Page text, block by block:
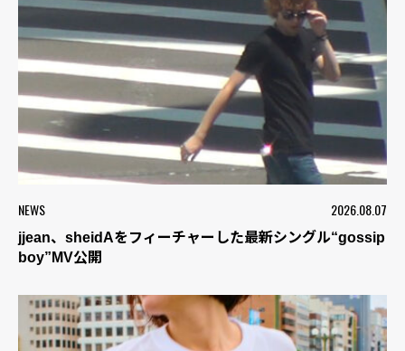
NEWS 2026.08.07
jjean、sheidAをフィーチャーした最新シングル“gossip
boy”MV公開